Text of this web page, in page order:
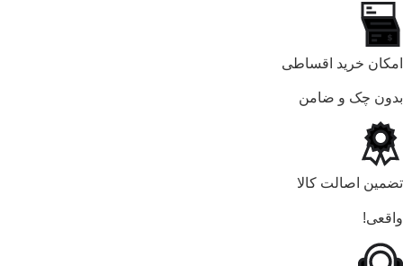
امکان خرید اقساطی
بدون چک و ضامن
تضمین اصالت کالا
واقعی!